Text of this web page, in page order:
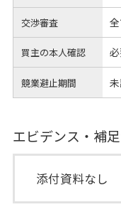
交渉審査
買主の本人確認
競業避止期間
エビデンス・補
添付資料なし